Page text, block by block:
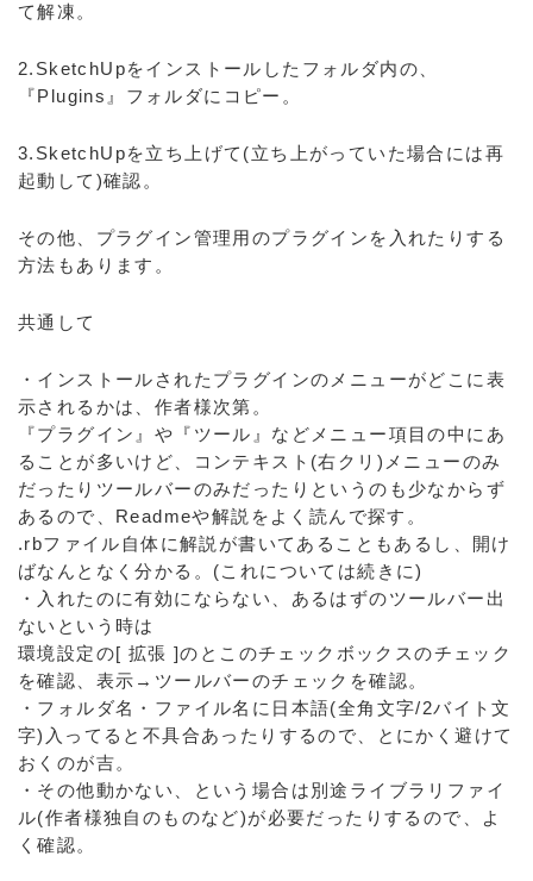
て解凍。
2.SketchUpをインストールしたフォルダ内の、
『Plugins』フォルダにコピー。
3.SketchUpを立ち上げて(立ち上がっていた場合には再
起動して)確認。
その他、プラグイン管理用のプラグインを入れたりする
方法もあります。
共通して
・インストールされたプラグインのメニューがどこに表
示されるかは、作者様次第。
『プラグイン』や『ツール』などメニュー項目の中にあ
ることが多いけど、コンテキスト(右クリ)メニューのみ
だったりツールバーのみだったりというのも少なからず
あるので、Readmeや解説をよく読んで探す。
.rbファイル自体に解説が書いてあることもあるし、開け
ばなんとなく分かる。(これについては続きに)
・入れたのに有効にならない、あるはずのツールバー出
ないという時は
環境設定の[ 拡張 ]のとこのチェックボックスのチェック
を確認、表示→ツールバーのチェックを確認。
・フォルダ名・ファイル名に日本語(全角文字/2バイト文
字)入ってると不具合あったりするので、とにかく避けて
おくのが吉。
・その他動かない、という場合は別途ライブラリファイ
ル(作者様独自のものなど)が必要だったりするので、よ
く確認。